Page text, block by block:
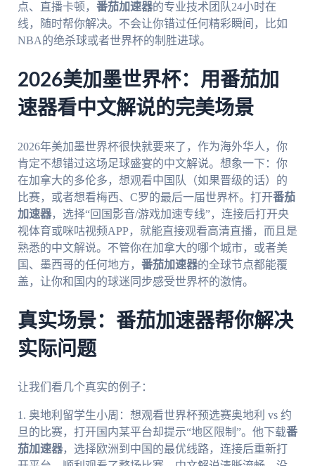
点、直播卡顿， 番茄加速器的专业技术团队24小时在
线，随时帮你解决。不会让你错过任何精彩瞬间，比如
NBA的绝杀球或者世界杯的制胜进球。
2026美加墨世界杯：用番茄加
速器看中文解说的完美场景
2026年美加墨世界杯很快就要来了，作为海外华人，你
肯定不想错过这场足球盛宴的中文解说。想象一下：你
在加拿大的多伦多，想观看中国队（如果晋级的话）的
比赛，或者想看梅西、C罗的最后一届世界杯。打开番茄
加速器，选择“回国影音/游戏加速专线”，连接后打开央
视体育或咪咕视频APP，就能直接观看高清直播，而且是
熟悉的中文解说。不管你在加拿大的哪个城市，或者美
国、墨西哥的任何地方， 番茄加速器的全球节点都能覆
盖，让你和国内的球迷同步感受世界杯的激情。
真实场景：番茄加速器帮你解决
实际问题
让我们看几个真实的例子：
1. 奥地利留学生小周：想观看世界杯预选赛奥地利 vs 约
旦的比赛，打开国内某平台却提示“地区限制”。他下载番
茄加速器，选择欧洲到中国的最优线路，连接后重新打